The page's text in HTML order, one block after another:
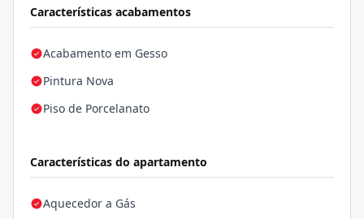
Características acabamentos
Acabamento em Gesso
Pintura Nova
Piso de Porcelanato
Características do apartamento
Aquecedor a Gás